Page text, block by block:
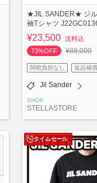
★JIL SANDER★ ジ
袖Tシャツ
¥23,500 送料込
73%OFF
¥88,000
関税負担なし 返品補償
Jil Sander
SHOP
STELLASTORE
タイムセール